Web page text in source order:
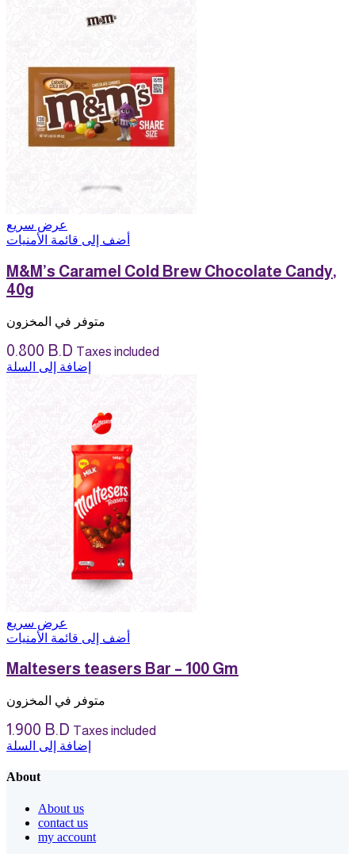
عرض سريع
أضف إلى قائمة الأمنيات
M&M’s Caramel Cold Brew Chocolate Candy,
40g
متوفر في المخزون
0.800 B.D Taxes included
إضافة إلى السلة
عرض سريع
أضف إلى قائمة الأمنيات
Maltesers teasers Bar – 100 Gm
متوفر في المخزون
1.900 B.D Taxes included
إضافة إلى السلة
About
About us
contact us
my account